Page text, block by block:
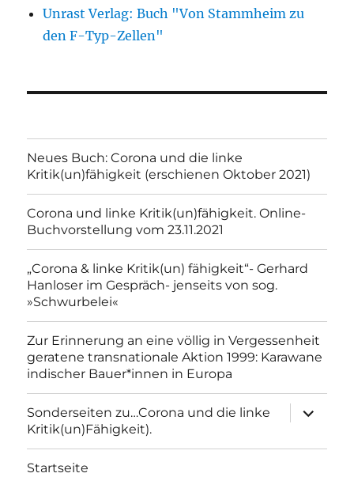
Unrast Verlag: Buch "Von Stammheim zu
den F-Typ-Zellen"
Neues Buch: Corona und die linke
Kritik(un)fähigkeit (erschienen Oktober 2021)
Corona und linke Kritik(un)fähigkeit. Online-
Buchvorstellung vom 23.11.2021
„Corona & linke Kritik(un) fähigkeit“- Gerhard
Hanloser im Gespräch- jenseits von sog.
»Schwurbelei«
Zur Erinnerung an eine völlig in Vergessenheit
geratene transnationale Aktion 1999: Karawane
indischer Bauer*innen in Europa
Sonderseiten zu…Corona und die linke
Kritik(un)Fähigkeit).
anzeigen
Startseite